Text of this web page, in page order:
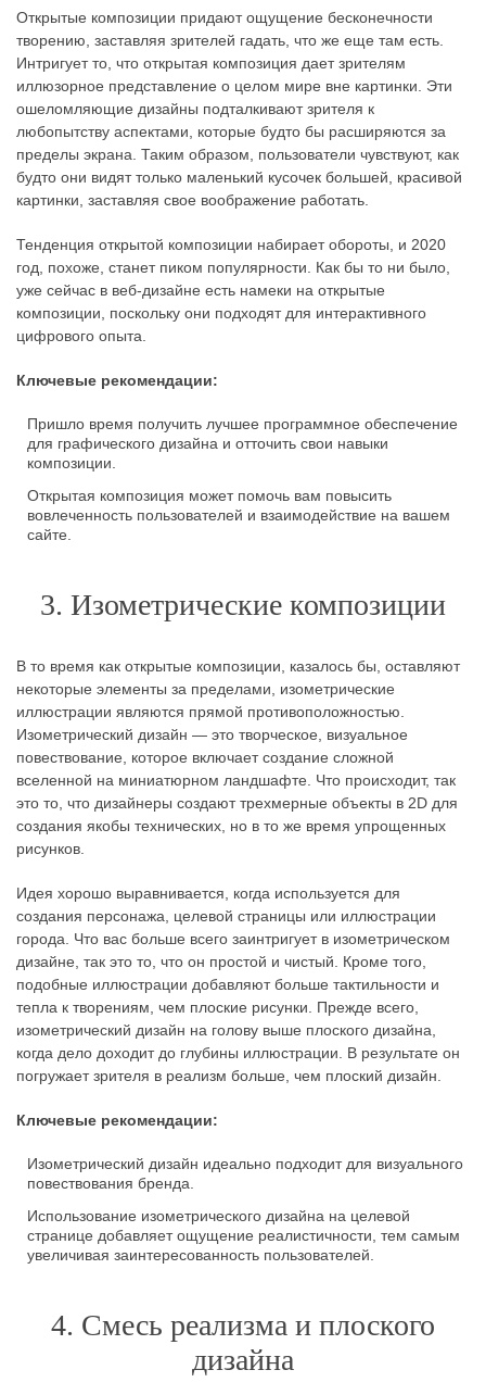
Открытые композиции придают ощущение бесконечности
творению, заставляя зрителей гадать, что же еще там есть.
Интригует то, что открытая композиция дает зрителям
иллюзорное представление о целом мире вне картинки. Эти
ошеломляющие дизайны подталкивают зрителя к
любопытству аспектами, которые будто бы расширяются за
пределы экрана. Таким образом, пользователи чувствуют, как
будто они видят только маленький кусочек большей, красивой
картинки, заставляя свое воображение работать.
Тенденция открытой композиции набирает обороты, и 2020
год, похоже, станет пиком популярности. Как бы то ни было,
уже сейчас в веб-дизайне есть намеки на открытые
композиции, поскольку они подходят для интерактивного
цифрового опыта.
Ключевые рекомендации:
Пришло время получить лучшее программное обеспечение
для графического дизайна и отточить свои навыки
композиции.
Открытая композиция может помочь вам повысить
вовлеченность пользователей и взаимодействие на вашем
сайте.
3. Изометрические композиции
В то время как открытые композиции, казалось бы, оставляют
некоторые элементы за пределами, изометрические
иллюстрации являются прямой противоположностью.
Изометрический дизайн — это творческое, визуальное
повествование, которое включает создание сложной
вселенной на миниатюрном ландшафте. Что происходит, так
это то, что дизайнеры создают трехмерные объекты в 2D для
создания якобы технических, но в то же время упрощенных
рисунков.
Идея хорошо выравнивается, когда используется для
создания персонажа, целевой страницы или иллюстрации
города. Что вас больше всего заинтригует в изометрическом
дизайне, так это то, что он простой и чистый. Кроме того,
подобные иллюстрации добавляют больше тактильности и
тепла к творениям, чем плоские рисунки. Прежде всего,
изометрический дизайн на голову выше плоского дизайна,
когда дело доходит до глубины иллюстрации. В результате он
погружает зрителя в реализм больше, чем плоский дизайн.
Ключевые рекомендации:
Изометрический дизайн идеально подходит для визуального
повествования бренда.
Использование изометрического дизайна на целевой
странице добавляет ощущение реалистичности, тем самым
увеличивая заинтересованность пользователей.
4. Смесь реализма и плоского
дизайна